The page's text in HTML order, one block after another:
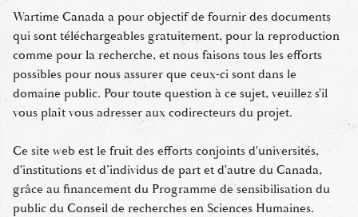
Wartime Canada a pour objectif de fournir des documents
qui sont téléchargeables gratuitement, pour la reproduction
comme pour la recherche, et nous faisons tous les efforts
possibles pour nous assurer que ceux-ci sont dans le
domaine public. Pour toute question à ce sujet, veuillez s'il
vous plaît vous adresser aux codirecteurs du projet.
Ce site web est le fruit des efforts conjoints d'universités,
d'institutions et d’individus de part et d'autre du Canada,
grâce au financement du Programme de sensibilisation du
public du Conseil de recherches en Sciences Humaines.